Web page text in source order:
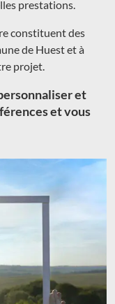
prestations.
constituent des
de Huest et à
projet.
et
et vous